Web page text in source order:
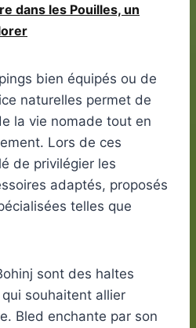
dans les Pouilles, un
bien équipés ou de
naturelles permet de
la vie nomade tout en
Lors de ces
de privilégier les
adaptés, proposés
telles que
sont des haltes
souhaitent allier
Bled enchante par son